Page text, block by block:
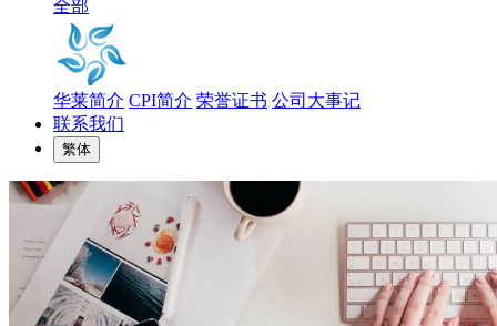
全部
华莱简介 CPI简介 荣誉证书 公司大事记
联系我们
繁体